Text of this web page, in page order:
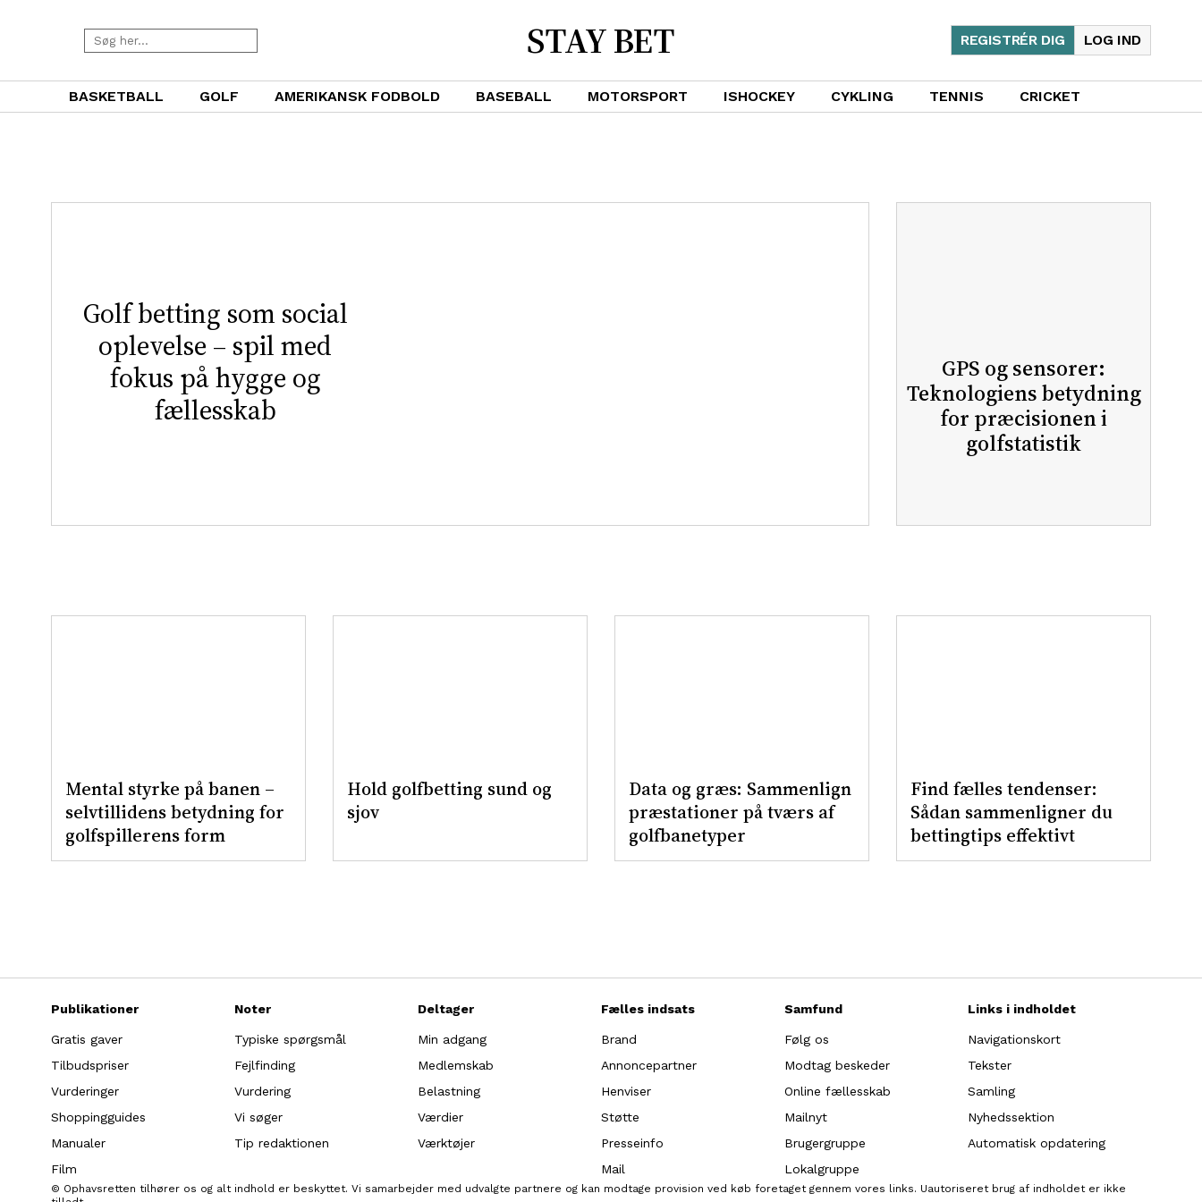
STAY BET LOG IND
REGISTRÉR DIG
BASKETBALL GOLF AMERIKANSK FODBOLD BASEBALL MOTORSPORT ISHOCKEY CYKLING TENNIS CRICKET
Golf betting som social
oplevelse – spil med
fokus på hygge og
fællesskab
GPS og sensorer:
Teknologiens betydning
for præcisionen i
golfstatistik
Mental styrke på banen –
selvtillidens betydning for
golfspillerens form
Hold golfbetting sund og
sjov
Data og græs: Sammenlign
præstationer på tværs af
golfbanetyper
Find fælles tendenser:
Sådan sammenligner du
bettingtips effektivt
© Ophavsretten tilhører os og alt indhold er beskyttet. Vi samarbejder med udvalgte partnere og kan modtage provision ved køb foretaget gennem vores links. Uautoriseret brug af indholdet er ikke
Publikationer
Gratis gaver
Tilbudspriser
Vurderinger
Shoppingguides
Manualer
Film
Noter
Typiske spørgsmål
Fejlfinding
Vurdering
Vi søger
Tip redaktionen
Deltager
Min adgang
Medlemskab
Belastning
Værdier
Værktøjer
Fælles indsats
Brand
Annoncepartner
Henviser
Støtte
Presseinfo
Mail
Samfund
Følg os
Modtag beskeder
Online fællesskab
Mailnyt
Brugergruppe
Lokalgruppe
Links i indholdet
Navigationskort
Tekster
Samling
Nyhedssektion
Automatisk opdatering